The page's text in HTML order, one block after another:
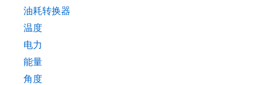
油耗转换器
温度
电力
能量
角度